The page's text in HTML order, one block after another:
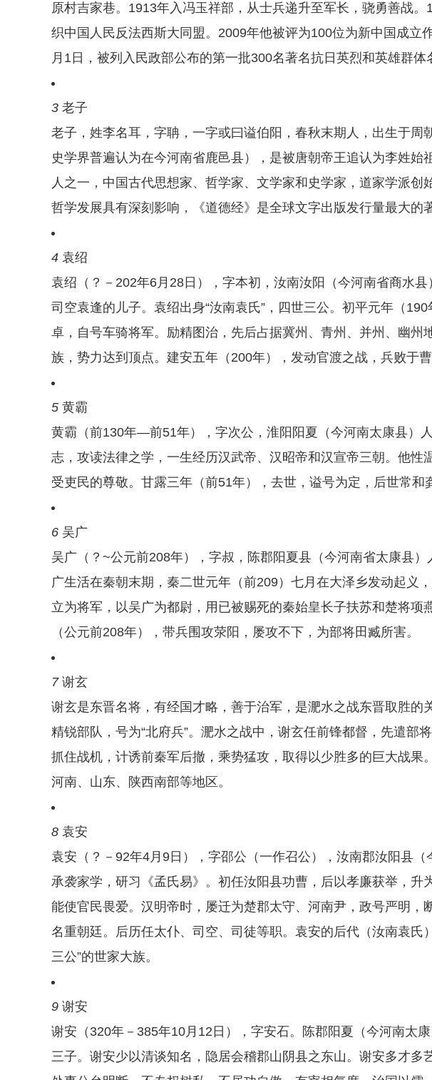
原村吉家巷。1913年入冯玉祥部，从士兵递升至军长，骁勇善战
织中国人民反法西斯大同盟。2009年他被评为100位为新中国成立
月1日，被列入民政部公布的第一批300名著名抗日英烈和英雄群体
3 老子
老子，姓李名耳，字聃，一字或曰谥伯阳，春秋末期人，出生于周
史学界普遍认为在今河南省鹿邑县），是被唐朝帝王追认为李姓始
人之一，中国古代思想家、哲学家、文学家和史学家，道家学派创
哲学发展具有深刻影响，《道德经》是全球文字出版发行量最大的
4 袁绍
袁绍（？－202年6月28日），字本初，汝南汝阳（今河南省商水县
司空袁逢的儿子。袁绍出身“汝南袁氏”，四世三公。初平元年（
卓，自号车骑将军。励精图治，先后占据冀州、青州、并州、幽州
族，势力达到顶点。建安五年（200年），发动官渡之战，兵败于曹
5 黄霸
黄霸（前130年—前51年），字次公，淮阳阳夏（今河南太康县）
志，攻读法律之学，一生经历汉武帝、汉昭帝和汉宣帝三朝。他性
受吏民的尊敬。甘露三年（前51年），去世，谥号为定，后世常和
6 吴广
吴广（？~公元前208年），字叔，陈郡阳夏县（今河南省太康县
广生活在秦朝末期，秦二世元年（前209）七月在大泽乡发动起义
立为将军，以吴广为都尉，用已被赐死的秦始皇长子扶苏和楚将项
（公元前208年），带兵围攻荥阳，屡攻不下，为部将田臧所害。
7谢玄
谢玄是东晋名将，有经国才略，善于治军，是淝水之战东晋取胜的
精锐部队，号为“北府兵”。淝水之战中，谢玄任前锋都督，先遣部
抓住战机，计诱前秦军后撤，乘势猛攻，取得以少胜多的巨大战果
河南、山东、陕西南部等地区。
8 袁安
袁安（？－92年4月9日），字邵公（一作召公），汝南郡汝阳县
承袭家学，研习《孟氏易》。初任汝阳县功曹，后以孝廉获举，升
能使官民畏爱。汉明帝时，屡迁为楚郡太守、河南尹，政号严明，
名重朝廷。后历任太仆、司空、司徒等职。袁安的后代（汝南袁氏
三公”的世家大族。
9 谢安
谢安（320年－385年10月12日），字安石。陈郡阳夏（今河南太
三子。谢安少以清谈知名，隐居会稽郡山阴县之东山。谢安多才多